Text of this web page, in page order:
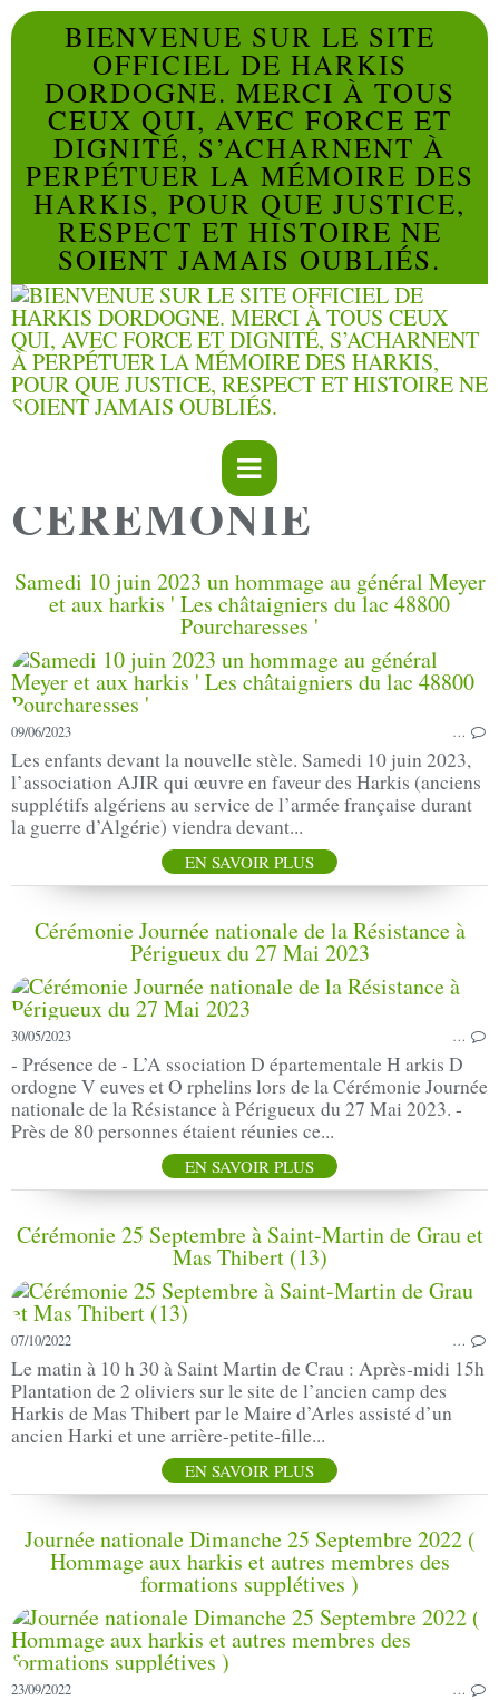
BIENVENUE SUR LE SITE
OFFICIEL DE HARKIS
DORDOGNE. MERCI À TOUS
CEUX QUI, AVEC FORCE ET
DIGNITÉ, S’ACHARNENT À
PERPÉTUER LA MÉMOIRE DES
HARKIS, POUR QUE JUSTICE,
RESPECT ET HISTOIRE NE
SOIENT JAMAIS OUBLIÉS.
CEREMONIE
Samedi 10 juin 2023 un hommage au général Meyer
et aux harkis ' Les châtaigniers du lac 48800
Pourcharesses '
09/06/2023 …
Les enfants devant la nouvelle stèle. Samedi 10 juin 2023,
l’association AJIR qui œuvre en faveur des Harkis (anciens
supplétifs algériens au service de l’armée française durant
la guerre d’Algérie) viendra devant...
EN SAVOIR PLUS
Cérémonie Journée nationale de la Résistance à
Périgueux du 27 Mai 2023
30/05/2023 …
- Présence de - L’A ssociation D épartementale H arkis D
ordogne V euves et O rphelins lors de la Cérémonie Journée
nationale de la Résistance à Périgueux du 27 Mai 2023. -
Près de 80 personnes étaient réunies ce...
EN SAVOIR PLUS
Cérémonie 25 Septembre à Saint-Martin de Grau et
Mas Thibert (13)
07/10/2022 …
Le matin à 10 h 30 à Saint Martin de Crau : Après-midi 15h
Plantation de 2 oliviers sur le site de l’ancien camp des
Harkis de Mas Thibert par le Maire d’Arles assisté d’un
ancien Harki et une arrière-petite-fille...
EN SAVOIR PLUS
Journée nationale Dimanche 25 Septembre 2022 (
Hommage aux harkis et autres membres des
formations supplétives )
23/09/2022 …